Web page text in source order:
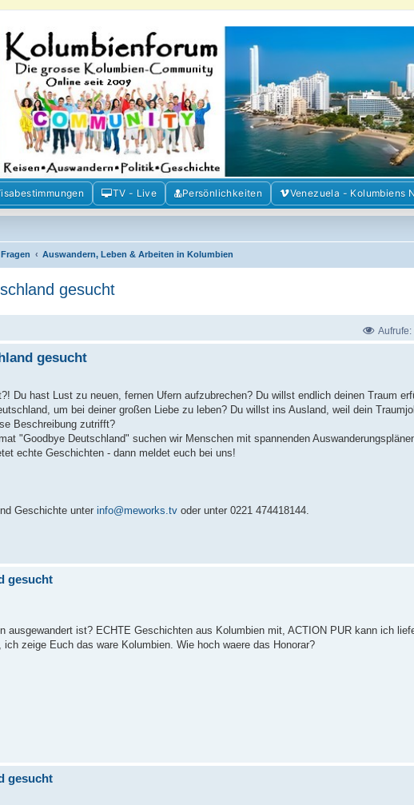
Forum der Freunde Kolumbiens
Kolumbien und Venezuela. Austausch, Erfahrungen und Gemeinschaft im Kolumbienforum
TV - Live Persönlichkeiten Venezuela - Kolumbiens
Auswandern, Leben & Arbeiten in Kolumbien
gesucht
Aufrufe:
gesucht
Du hast Lust zu neuen, fernen Ufern aufzubrechen? Du willst endlich deinen Traum
um bei deiner großen Liebe zu leben? Du willst ins Ausland, weil dein
Beschreibung zutrifft?
"Goodbye Deutschland" suchen wir Menschen mit spannenden
echte Geschichten - dann meldet euch bei uns!
Geschichte unter info@meworks.tv oder unter 0221 474418144.
gesucht
ausgewandert ist? ECHTE Geschichten aus Kolumbien mit, ACTION PUR kann ich
zeige Euch das ware Kolumbien. Wie hoch waere das Honorar?
gesucht